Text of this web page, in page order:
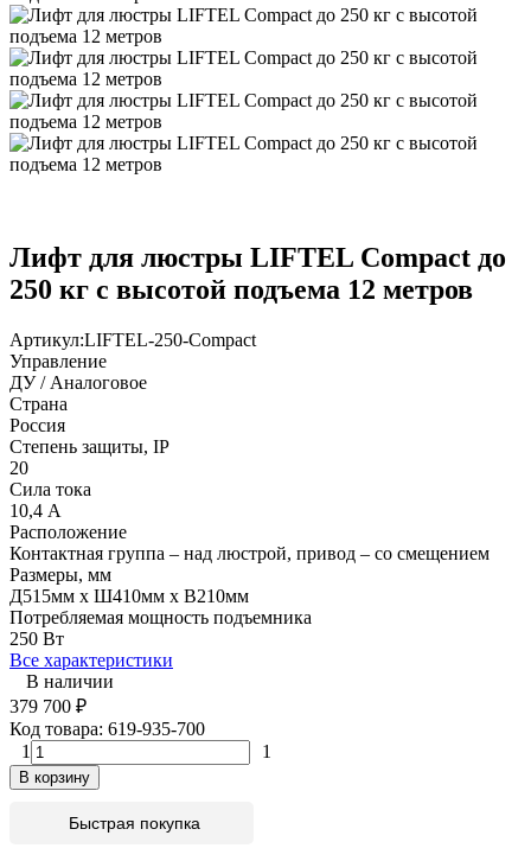
Лифт для люстры LIFTEL Compact до
250 кг с высотой подъема 12 метров
Артикул:LIFTEL-250-Compact
Управление
ДУ / Аналоговое
Страна
Россия
Степень защиты, IP
20
Сила тока
10,4 А
Расположение
Контактная группа – над люстрой, привод – со смещением
Размеры, мм
Д515мм х Ш410мм х В210мм
Потребляемая мощность подъемника
250 Вт
Все характеристики
В наличии
379 700 ₽
Код товара: 619-935-700
1
1
В корзину
Быстрая покупка